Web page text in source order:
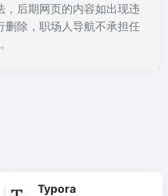
后期网页的内容如出现违
删除，职场人导航不承担任
Typora